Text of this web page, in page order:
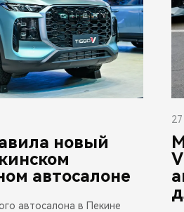
новый
автосалоне
автосалона в Пекине